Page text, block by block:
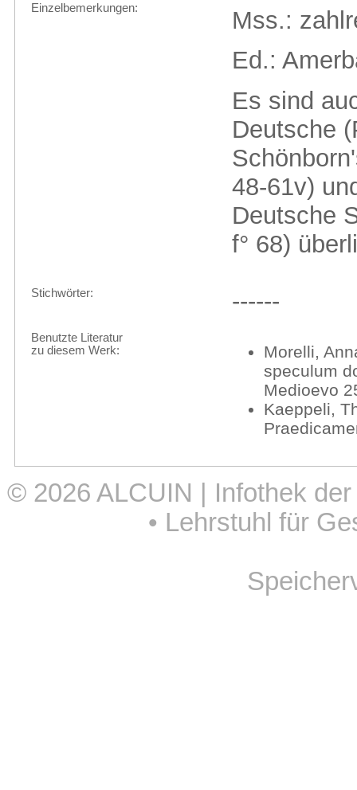
Einzelbemerkungen:
Mss.:
Ed.:
Es sind
Deutsche
48-61v)
Deutsche
f° 68)
Stichwörter: ------
Benutzte Literatur
zu diesem Werk:
Morelli,
speculum
Medioevo
Kaeppeli,
© 2026 ALCUIN | Infothek
• Lehrstuhl für